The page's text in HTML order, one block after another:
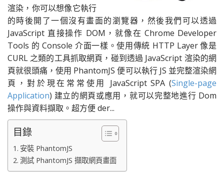
渲染，你可以想像它執行
的時後開了一個沒有畫面的瀏覽器，然後我們可以透過
JavaScript 直接操作 DOM，就像在 Chrome Developer
Tools 的 Console 介面一樣。使用傳統 HTTP Layer 像是
CURL 之類的工具抓取網頁，碰到透過 JavaScript 渲染的網
頁就很頭痛，使用 PhantomJS 便可以執行 JS 並完整渲染網
頁，對於現在常常使用 JavaScript SPA (Single-page
Application) 建立的網頁或應用，就可以完整地進行 Dom
操作與資料擷取。超方便 der...
目錄
安裝 PhantomJS
測試 PhantomJS 擷取網頁畫面